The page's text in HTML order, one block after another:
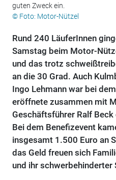
guten Zweck ein.
© Foto: Motor-Nützel
Rund 240 LäuferInnen
Samstag beim Motor-
und das trotz
an die 30 Grad. Auch
Ingo Lehmann war bei
eröffnete zusammen mit
Geschäftsführer Ralf
Bei dem Benefizevent
insgesamt 1.500 Euro an
das Geld freuen sich
und ihr schwerbehinderter